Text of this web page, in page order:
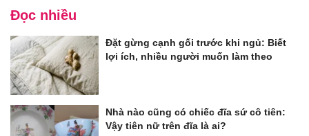
Đọc nhiều
Đặt gừng cạnh gối trước khi ngủ: Biết
lợi ích, nhiều người muốn làm theo
Nhà nào cũng có chiếc đĩa sứ cô tiên:
Vậy tiên nữ trên đĩa là ai?